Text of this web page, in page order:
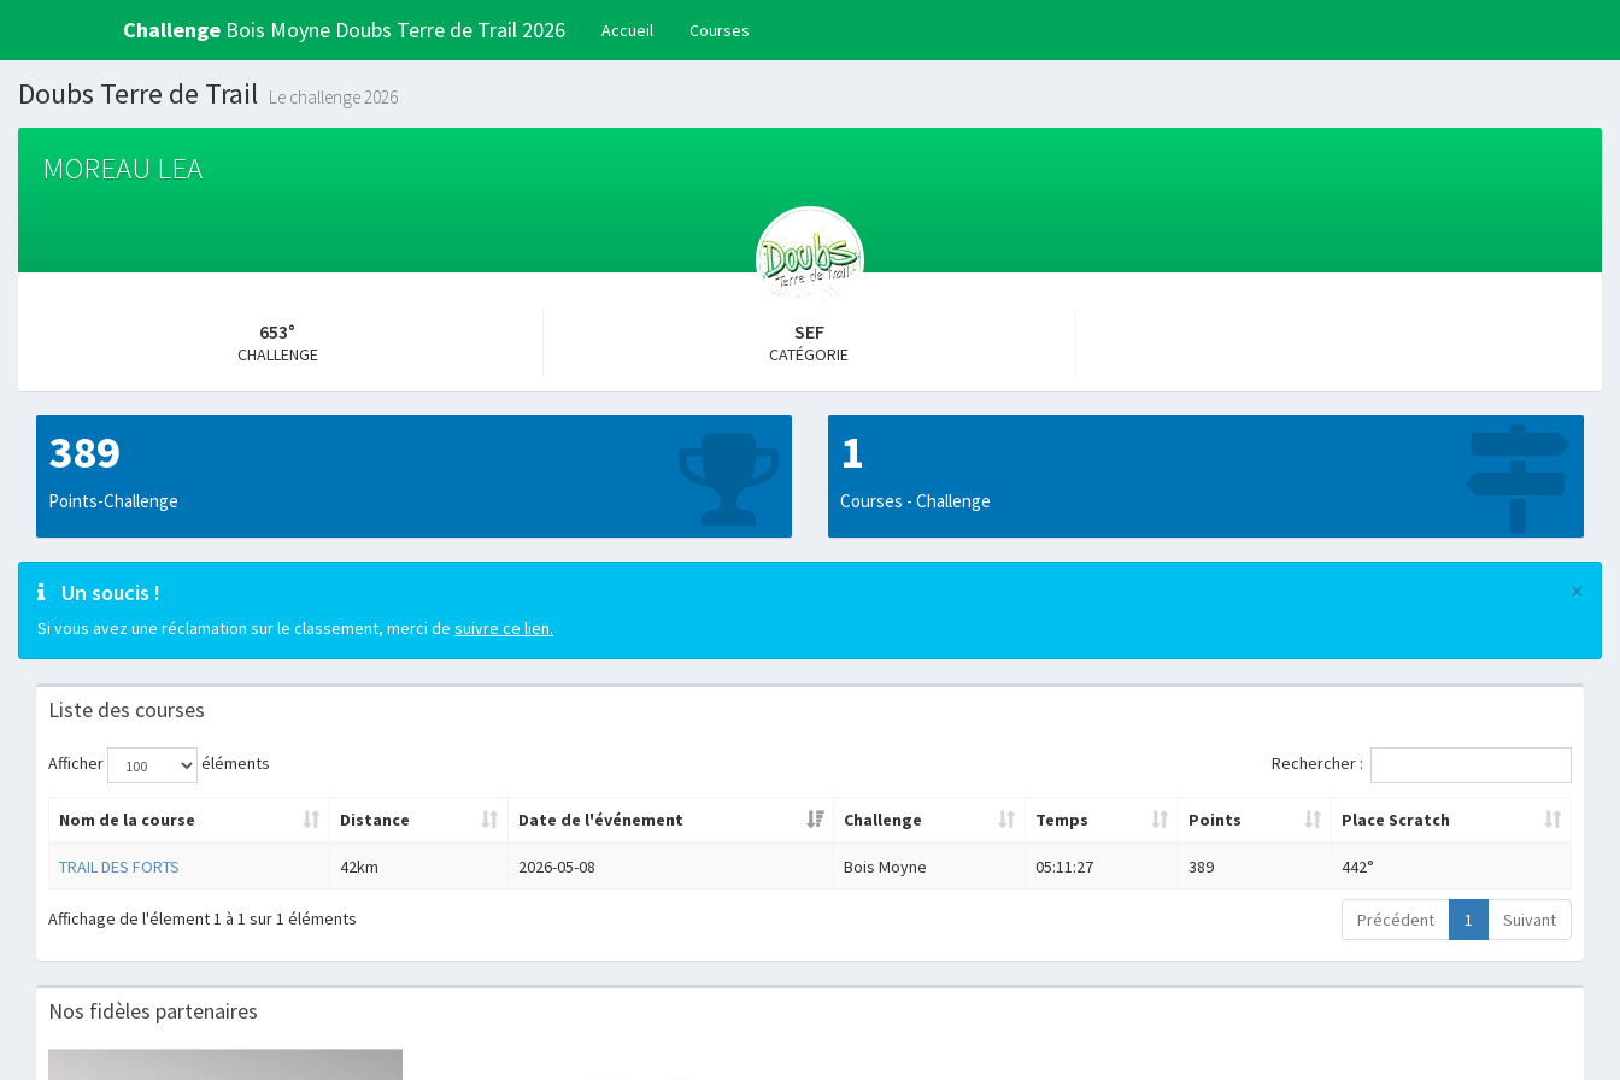
Challenge Bois Moyne Doubs Terre de Trail 2026 Accueil Courses
Doubs Terre de Trail Le challenge 2026
MOREAU LEA
653°
CHALLENGE
SEF
CATÉGORIE
389
Points-Challenge
1
Courses - Challenge
×
Un soucis !
Si vous avez une réclamation sur le classement, merci de suivre ce lien.
Liste des courses
Afficher éléments Rechercher :
Nom de la course Distance Date de l'événement Challenge Temps Points Place Scratch
TRAIL DES FORTS 42km 2026-05-08 Bois Moyne 05:11:27 389 442°
Affichage de l'élement 1 à 1 sur 1 éléments Précédent 1 Suivant
Nos fidèles partenaires